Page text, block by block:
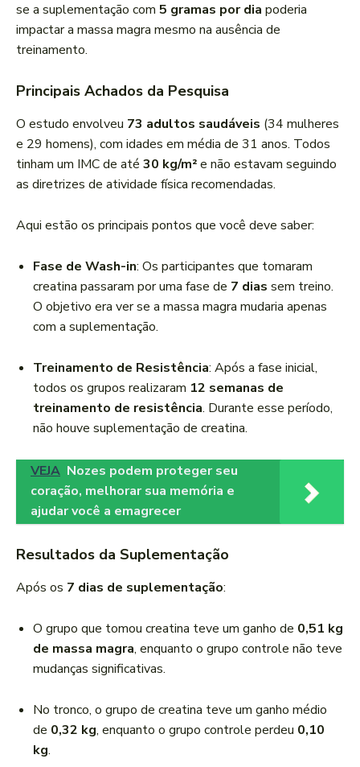
se a suplementação com 5 gramas por dia poderia
impactar a massa magra mesmo na ausência de
treinamento.
Principais Achados da Pesquisa
O estudo envolveu 73 adultos saudáveis (34 mulheres
e 29 homens), com idades em média de 31 anos. Todos
tinham um IMC de até 30 kg/m²e não estavam seguindo
as diretrizes de atividade física recomendadas.
Aqui estão os principais pontos que você deve saber:
Fase de Wash-in: Os participantes que tomaram
creatina passaram por uma fase de 7 dias sem treino.
O objetivo era ver se a massa magra mudaria apenas
com a suplementação.
Treinamento de Resistência: Após a fase inicial,
todos os grupos realizaram 12 semanas de
treinamento de resistência. Durante esse período,
não houve suplementação de creatina.
VEJA Nozes podem proteger seu
coração, melhorar sua memória e
ajudar você a emagrecer
Resultados da Suplementação
Após os 7 dias de suplementação:
O grupo que tomou creatina teve um ganho de 0,51 kg
de massa magra, enquanto o grupo controle não teve
mudanças significativas.
No tronco, o grupo de creatina teve um ganho médio
de 0,32 kg, enquanto o grupo controle perdeu 0,10
kg.